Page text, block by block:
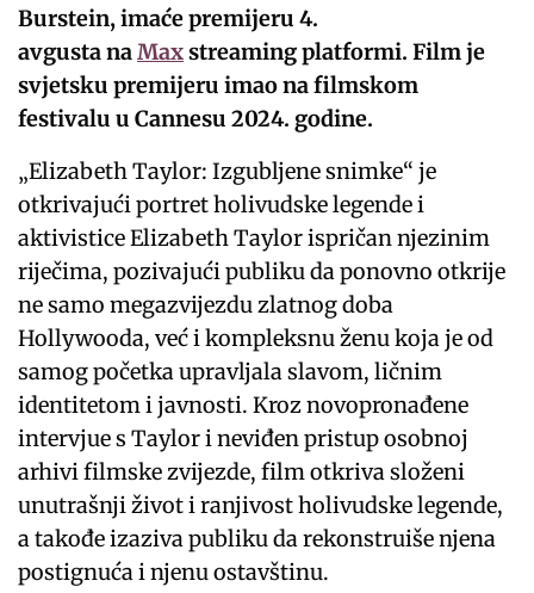
Burstein, imaće premijeru 4.
avgusta naMaxstreaming platformi. Film je
svjetsku premijeru imao na filmskom
festivalu u Cannesu 2024. godine.
„Elizabeth Taylor: Izgubljene snimke“ je
otkrivajući portret holivudske legende i
aktivistice Elizabeth Taylor ispričan njezinim
riječima, pozivajući publiku da ponovno otkrije
ne samo megazvijezdu zlatnog doba
Hollywooda, već i kompleksnu ženu koja je od
samog početka upravljala slavom, ličnim
identitetom i javnosti. Kroz novopronađene
intervjue s Taylor i neviđen pristup osobnoj
arhivi filmske zvijezde, film otkriva složeni
unutrašnji život i ranjivost holivudske legende,
a takođe izaziva publiku da rekonstruiše njena
postignuća i njenu ostavštinu.